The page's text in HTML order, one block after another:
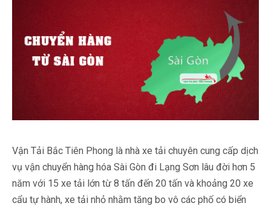
Vận Tải Bắc Tiên Phong là nhà xe tải chuyên cung cấp dịch
vụ vận chuyển hàng hóa Sài Gòn đi Lạng Sơn lâu đời hơn 5
năm với 15 xe tải lớn từ 8 tấn đến 20 tấn và khoảng 20 xe
cẩu tự hành, xe tải nhỏ nhằm tăng bo vô các phố có biển